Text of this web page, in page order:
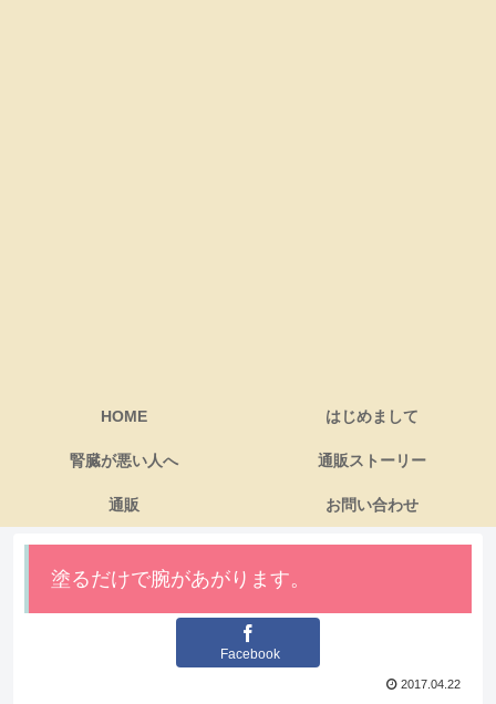
HOME はじめまして
腎臓が悪い人へ 通販ストーリー
通販 お問い合わせ
塗るだけで腕があがります。
Facebook
2017.04.22